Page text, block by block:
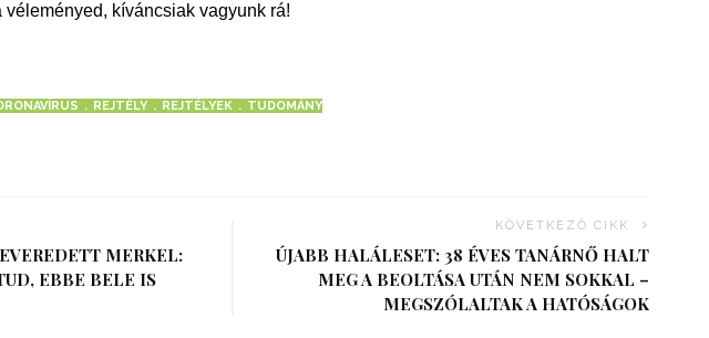
véleményed, kíváncsiak vagyunk rá!
REJTÉLY REJTÉLYEK TUDOMÁNY
MERKEL:
EBBE BELE IS
KÖVETKEZŐ CIKK
ÚJABB HALÁLESET: 38 ÉVES TANÁRNŐ HALT
MEG A BEOLTÁSA UTÁN NEM SOKKAL –
MEGSZÓLALTAK A HATÓSÁGOK